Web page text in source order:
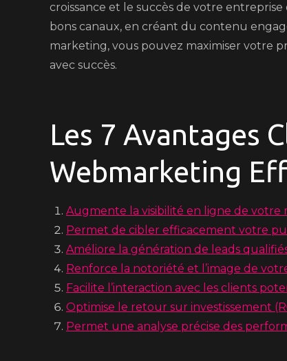
croissance et le succès de votre
bons canaux, en créant du contenu
marketing, vous pouvez maximiser votre
avec succès.
Les 7 Avantages
Webmarketing
Augmente la visibilité en ligne de votre
Permet de cibler efficacement votre
Améliore la génération de leads
Renforce la notoriété et l’image de
Facilite l’interaction avec les clients
Optimise le retour sur investissement
Permet une analyse précise des